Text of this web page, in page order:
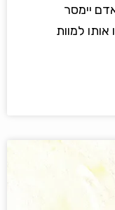
יימסר
אותו למוות